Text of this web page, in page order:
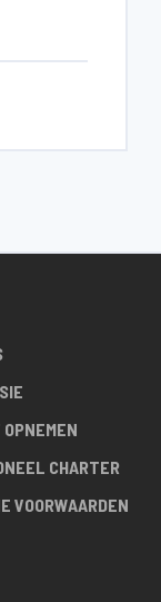
CHARTER
VOORWAARDEN